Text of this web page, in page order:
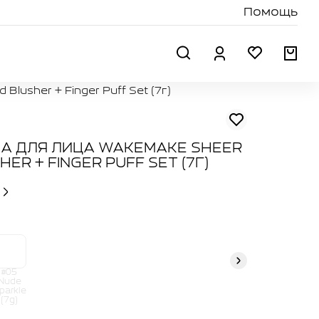
Помощь
ПоискПрофиль
Blusher + Finger Puff Set (7г)
ЛИЦА WAKEMAKE SHEER
+ FINGER PUFF SET (7Г)
#05
Nude
(7g)